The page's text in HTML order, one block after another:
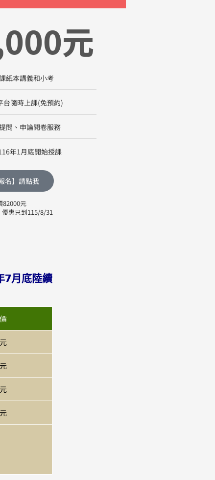
元
紙本講義和小考
台隨時上課(免預約)
問、申論閱卷服務
年1月底開始授課
名】請點我
82000元
優惠只到115/8/31
7月底陸續